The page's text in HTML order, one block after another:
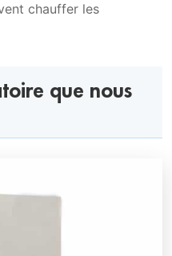
chauffer les
que nous